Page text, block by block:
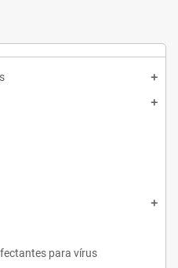
para vírus